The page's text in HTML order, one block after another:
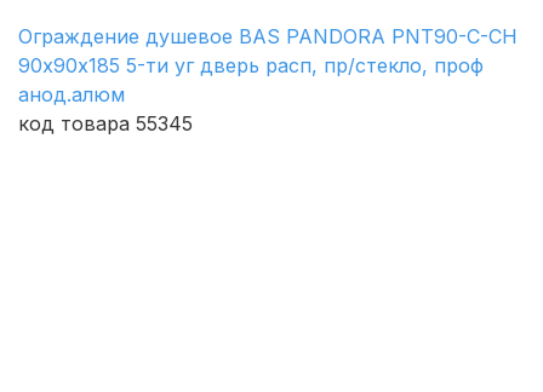
Ограждение душевое BAS PANDORA PNT90-C-CH
90х90х185 5-ти уг дверь расп, пр/стекло, проф
анод.алюм
код товара 55345